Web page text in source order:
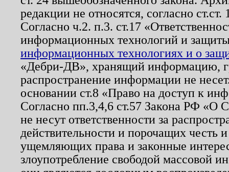
редакции не относятся, согласно
Согласно ч.2. п.3. ст.17
информационных технологий и
информационных технологиях и о
«Дебри-ДВ», хранящий информацию,
распространение информации не
основании ст.8 «Право на доступ к
Согласно пп.3,4,6 ст.57 Закона РФ «О
не несут ответственности за
действительности и порочащих честь
ущемляющих права и законные
злоупотребление свободой массовой